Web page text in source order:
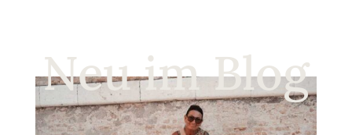
Neu im Blog